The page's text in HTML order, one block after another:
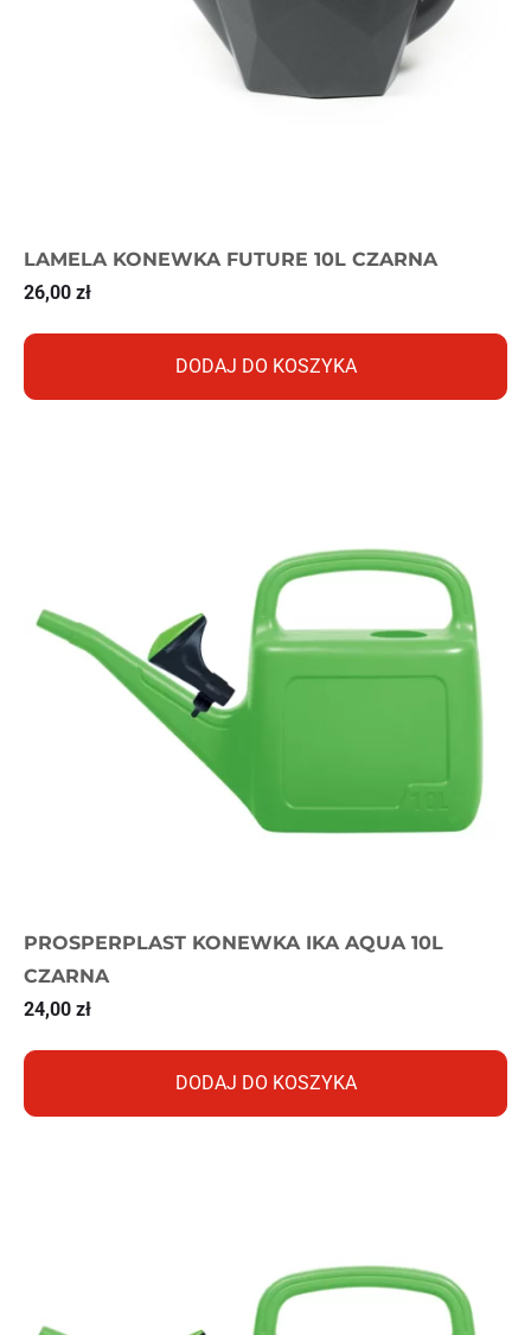
LAMELA KONEWKA FUTURE 10L CZARNA
26,00 zł
DODAJ DO KOSZYKA
PROSPERPLAST KONEWKA IKA AQUA 10L
CZARNA
24,00 zł
DODAJ DO KOSZYKA